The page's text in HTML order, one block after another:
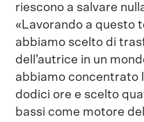
riescono a salvare
«Lavorando a questo
abbiamo scelto di
dell’autrice in un
abbiamo concentrato
dodici ore e scelto
bassi come motore